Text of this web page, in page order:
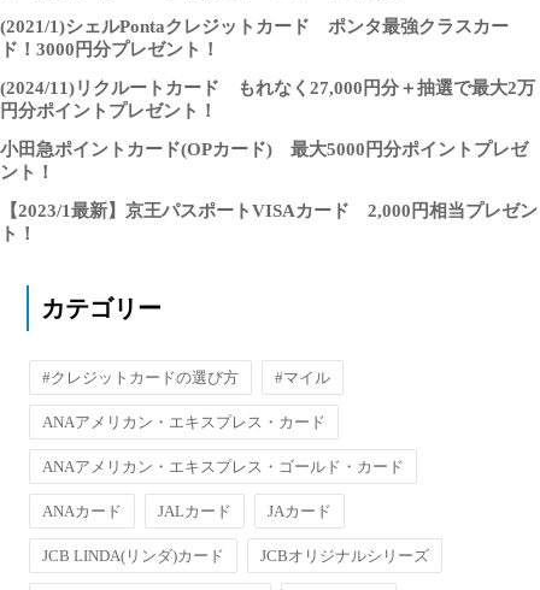
(2021/1)シェルPontaクレジットカード ポンタ最強クラスカー
ド！3000円分プレゼント！
(2024/11)リクルートカード もれなく27,000円分＋抽選で最大2万
円分ポイントプレゼント！
小田急ポイントカード(OPカード) 最大5000円分ポイントプレゼ
ント！
【2023/1最新】京王パスポートVISAカード 2,000円相当プレゼン
ト！
カテゴリー
#クレジットカードの選び方 #マイル
ANAアメリカン・エキスプレス・カード
ANAアメリカン・エキスプレス・ゴールド・カード
ANAカード JALカード JAカード
JCB LINDA(リンダ)カード JCBオリジナルシリーズ